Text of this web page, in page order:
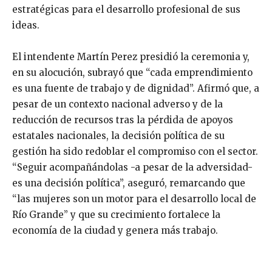
estratégicas para el desarrollo profesional de sus
ideas.
El intendente Martín Perez presidió la ceremonia y,
en su alocución, subrayó que “cada emprendimiento
es una fuente de trabajo y de dignidad”. Afirmó que, a
pesar de un contexto nacional adverso y de la
reducción de recursos tras la pérdida de apoyos
estatales nacionales, la decisión política de su
gestión ha sido redoblar el compromiso con el sector.
“Seguir acompañándolas -a pesar de la adversidad-
es una decisión política”, aseguró, remarcando que
“las mujeres son un motor para el desarrollo local de
Río Grande” y que su crecimiento fortalece la
economía de la ciudad y genera más trabajo.